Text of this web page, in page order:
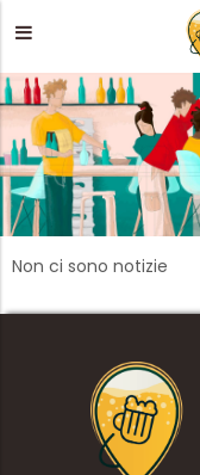
Non ci sono notizie